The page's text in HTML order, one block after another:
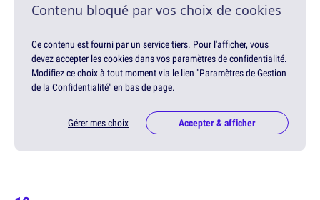
Contenu bloqué par vos choix de cookies
Ce contenu est fourni par un service tiers. Pour l'afficher, vous
devez accepter les cookies dans vos paramètres de confidentialité.
Modifiez ce choix à tout moment via le lien "Paramètres de Gestion
de la Confidentialité" en bas de page.
Gérer mes choix Accepter & afficher